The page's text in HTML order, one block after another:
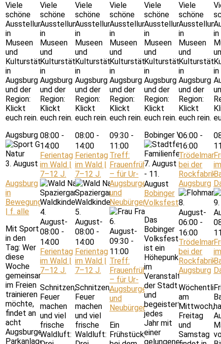
Viele
schöne
Ausstellungen
in
Museen
und
Kulturstätten
in
Augsburg
und der
Region:
Klickt
euch rein.
Augsburg in Bewegung | f. alle
3. August
Augsburg
in
Bewegung
| f. alle
Mit Sport
in den
Tag: Wer
diese
Woche
gemeinsam
im Freien
trainieren
möchte,
findet an
acht
Augsburger
Parkanlagen
Viele
schöne
Ausstellungen
in
Museen
und
Kulturstätten
in
Augsburg
und der
Region:
Klickt
euch rein.
08:00 -
14:00
Ferientag
im Wald |
7–12 J.
4.
August-
08:00 -
14:00
Ferientag
im Wald |
7–12 J.
Schnitzen,
Feuer
machen
und viel
frische
Waldluft:
Viele
schöne
Ausstellungen
in
Museen
und
Kulturstätten
in
Augsburg
und der
Region:
Klickt
euch rein.
08:00 -
14:00
Ferientag
im Wald |
7–12 J.
5.
August-
08:00-
14:00
Ferientag
im Wald |
7–12 J.
Schnitzen,
Feuer
machen
und viel
frische
Waldluft:
Viele
schöne
Ausstellungen
in
Museen
und
Kulturstätten
in
Augsburg
und der
Region:
Klickt
euch rein.
09:30 -
11:00
Treff:
Frauenfrühstück
– für Ur-
Augsburgerinnen
und
Neubürgerinnen
6.
August-
09:30-
11:00
Treff:
Frauenfrühstück
– für Ur-
Augsburgerinnen
und
Neubürgerinnen
Ein
Frühstück,
Viele
schöne
Ausstellungen
in
Museen
und
Kulturstätten
in
Augsburg
und der
Region:
Klickt
euch rein.
Bobinger Volksfest
7. August
- 11.
August
Bobinger
Volksfest
Das
Bobinger
Volksfest
ist ein
Höhepunkt
im
der Stadt
und
begeistert
jedes
Jahr mit
einer
gelungenen
Viele
schöne
in
Museen
und
in
Augsburg
und der
Region:
Klickt
euch rein.
06:00 -
16:00
bei der
Rockfabrik
Augsburg
8.
August-
06:00 -
16:00
bei der
Rockfabrik
Augsburg
am
Mittwoch,
Freitag
und
Samstag
in
in
im
9.
im